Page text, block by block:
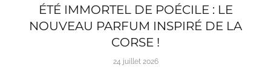
ÉTÉ IMMORTEL DE POÉCILE : LE
NOUVEAU PARFUM INSPIRÉ DE LA
CORSE !
24 juillet 2026